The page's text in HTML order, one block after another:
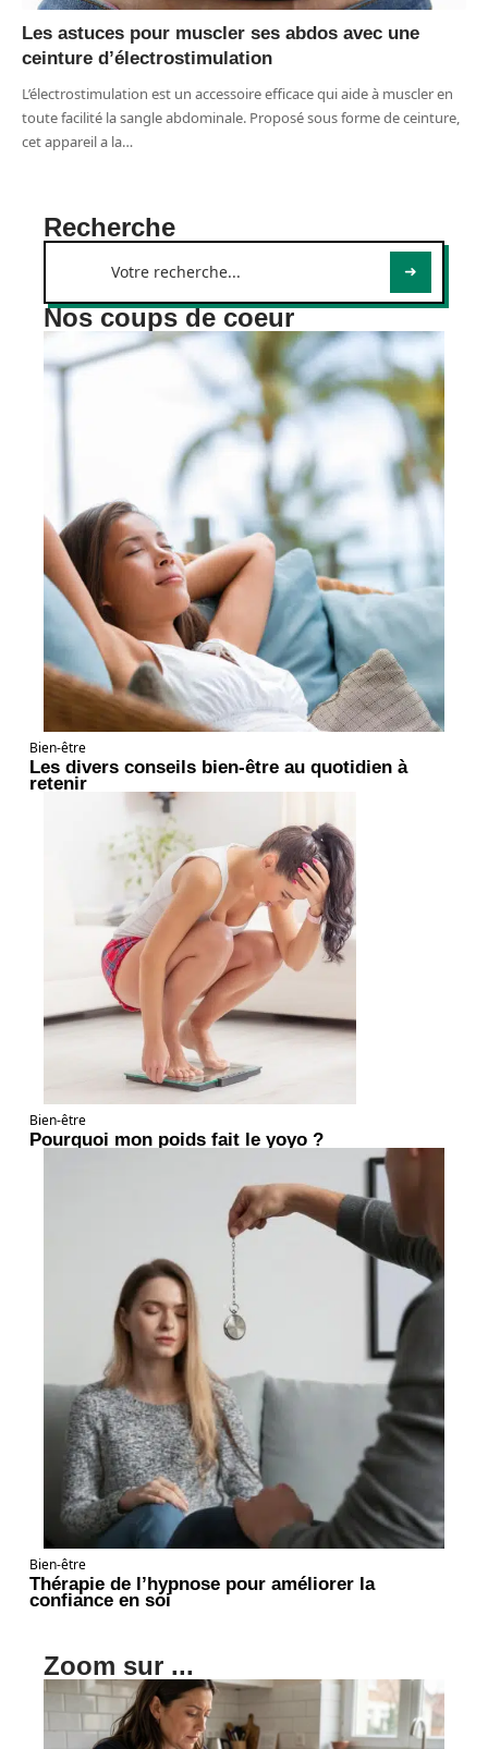
Les astuces pour muscler ses abdos avec une
ceinture d’électrostimulation
L’électrostimulation est un accessoire efficace qui aide à muscler en
toute facilité la sangle abdominale. Proposé sous forme de ceinture,
cet appareil a la…
Recherche
Nos coups de coeur
Bien-être
Les divers conseils bien-être au quotidien à
retenir
Bien-être
Pourquoi mon poids fait le yoyo ?
Bien-être
Thérapie de l’hypnose pour améliorer la
confiance en soi
Zoom sur ...